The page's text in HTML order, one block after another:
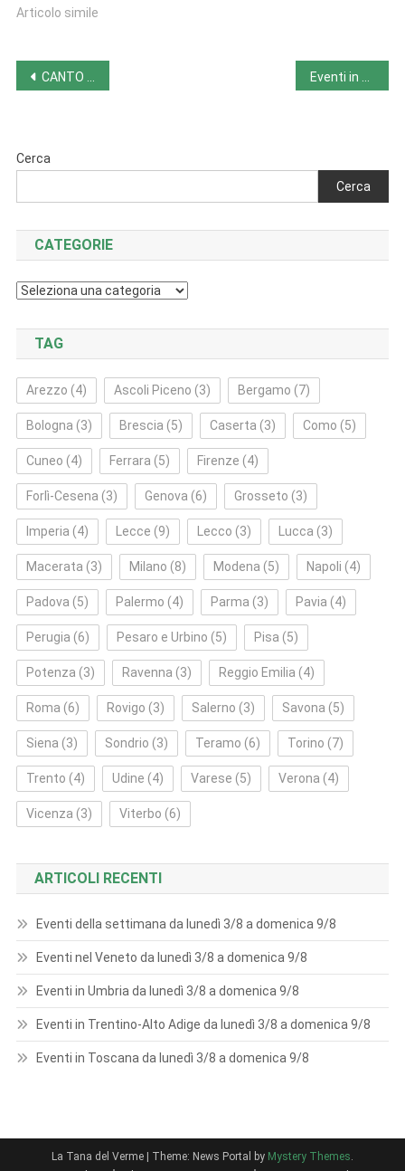
Articolo simile
Navigazione
CANTO (DELLE BIRRE) DI NATALE
Cerca
Cerca
CATEGORIE
Categorie
TAG
Arezzo (4) Ascoli Piceno (3) Bergamo (7)
Bologna (3) Brescia (5) Caserta (3) Como (5)
Cuneo (4) Ferrara (5) Firenze (4)
Forlì‑Cesena (3) Genova (6) Grosseto (3)
Imperia (4) Lecce (9) Lecco (3) Lucca (3)
Macerata (3) Milano (8) Modena (5) Napoli (4)
Padova (5) Palermo (4) Parma (3) Pavia (4)
Perugia (6) Pesaro e Urbino (5) Pisa (5)
Potenza (3) Ravenna (3) Reggio Emilia (4)
Roma (6) Rovigo (3) Salerno (3) Savona (5)
Siena (3) Sondrio (3) Teramo (6) Torino (7)
Trento (4) Udine (4) Varese (5) Verona (4)
Vicenza (3) Viterbo (6)
ARTICOLI RECENTI
Eventi della settimana da lunedì 3/8 a domenica 9/8
Eventi nel Veneto da lunedì 3/8 a domenica 9/8
Eventi in Umbria da lunedì 3/8 a domenica 9/8
Eventi in Trentino-Alto Adige da lunedì 3/8 a domenica 9/8
Eventi in Toscana da lunedì 3/8 a domenica 9/8
La Tana del Verme Theme: News Portal by Mystery Themes.